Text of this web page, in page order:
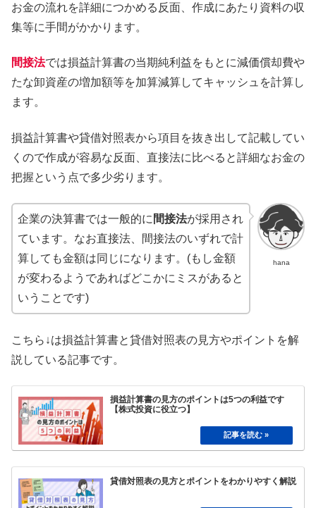
お金の流れを詳細につかめる反面、作成にあたり資料の収
集等に手間がかかります。
間接法では損益計算書の当期純利益をもとに減価償却費や
たな卸資産の増加額等を加算減算してキャッシュを計算し
ます。
損益計算書や貸借対照表から項目を抜き出して記載してい
くので作成が容易な反面、直接法に比べると詳細なお金の
把握という点で多少劣ります。
hana
企業の決算書では一般的に 間接法が採用され
ています。なお直接法、間接法のいずれで計
算しても金額は同じになります。(もし金額
が変わるようであればどこかにミスがあると
いうことです)
こちら↓は損益計算書と貸借対照表の見方やポイントを解
説している記事です。
損益計算書の見方のポイントは5つの利益です
【株式投資に役立つ】
貸借対照表の見方とポイントをわかりやすく解説